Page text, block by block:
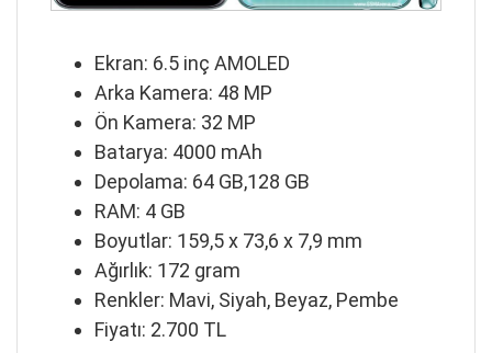
Ekran: 6.5 inç AMOLED
Arka Kamera: 48 MP
Ön Kamera: 32 MP
Batarya: 4000 mAh
Depolama: 64 GB,128 GB
RAM: 4 GB
Boyutlar: 159,5 x 73,6 x 7,9 mm
Ağırlık: 172 gram
Renkler: Mavi, Siyah, Beyaz, Pembe
Fiyatı: 2.700 TL